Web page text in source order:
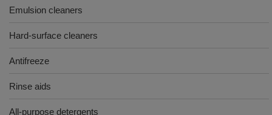
Emulsion cleaners
Hard-surface cleaners
Antifreeze
Rinse aids
All-purpose detergents